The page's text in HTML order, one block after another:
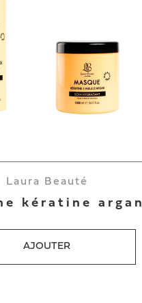
Laura Beauté
kératine argan
AJOUTER